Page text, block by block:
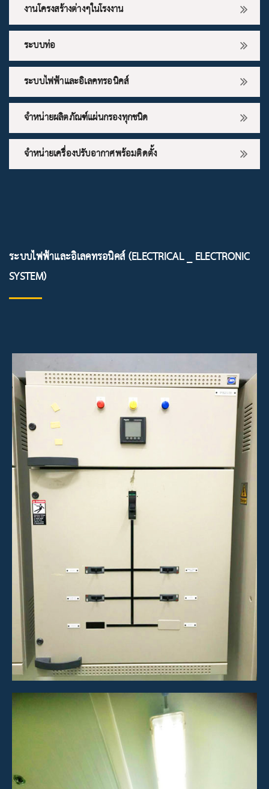
งานโครงสร้างต่างๆในโรงงาน
ระบบท่อ
ระบบไฟฟ้าและอิเลคทรอนิคส์
จำหน่ายผลิตภัณฑ์แผ่นกรองทุกชนิด
จำหน่ายเครื่องปรับอากาศพร้อมติดตั้ง
ระบบไฟฟ้าและอิเลคทรอนิคส์ (ELECTRICAL _ ELECTRONIC
SYSTEM)